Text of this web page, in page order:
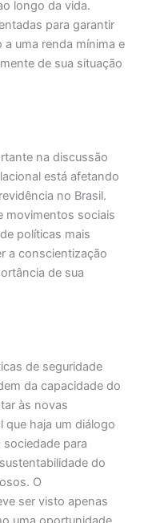
longo da vida.
para garantir
uma renda mínima e
de sua situação
na discussão
está afetando
no Brasil.
movimentos sociais
políticas mais
a conscientização
de sua
de seguridade
da capacidade do
às novas
que haja um diálogo
para
do
O
ser visto apenas